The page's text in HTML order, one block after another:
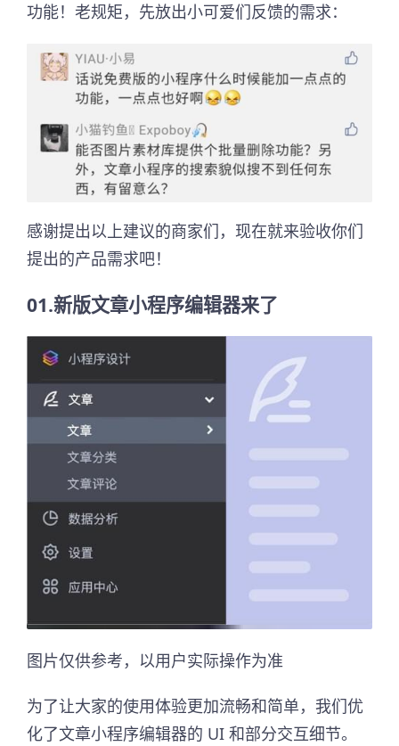
功能！老规矩，先放出小可爱们反馈的需求：
感谢提出以上建议的商家们，现在就来验收你们
提出的产品需求吧！
01.新版文章小程序编辑器来了
图片仅供参考，以用户实际操作为准
为了让大家的使用体验更加流畅和简单，我们优
化了文章小程序编辑器的 UI 和部分交互细节。